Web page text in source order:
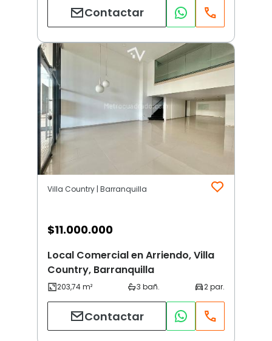
Contactar
Villa Country | Barranquilla
$11.000.000
Local Comercial en Arriendo, Villa
Country, Barranquilla
Contactar